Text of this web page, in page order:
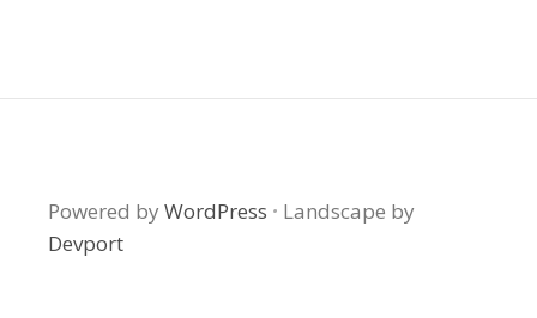
Powered by WordPress · Landscape by
Devport